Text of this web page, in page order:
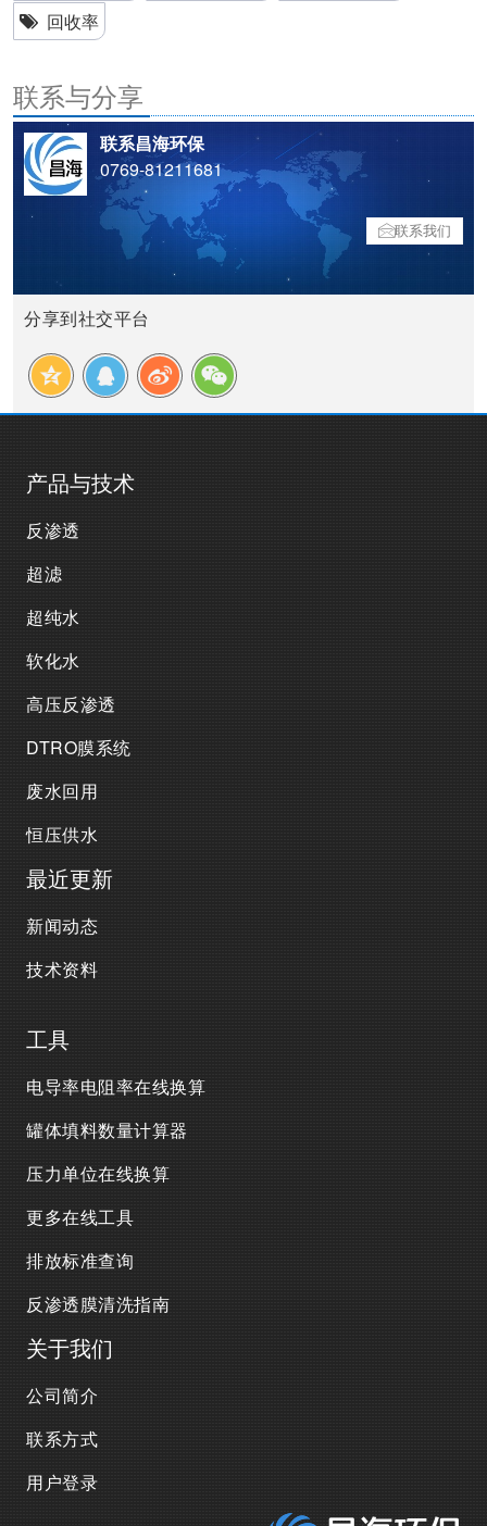
回收率
联系与分享
联系昌海环保
0769-81211681
联系我们
分享到社交平台
产品与技术
反渗透
超滤
超纯水
软化水
高压反渗透
DTRO膜系统
废水回用
恒压供水
最近更新
新闻动态
技术资料
工具
电导率电阻率在线换算
罐体填料数量计算器
压力单位在线换算
更多在线工具
排放标准查询
反渗透膜清洗指南
关于我们
公司简介
联系方式
用户登录